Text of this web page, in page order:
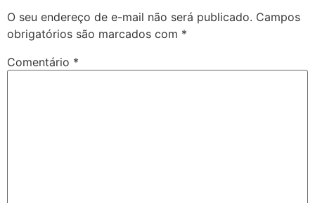
O seu endereço de e-mail não será publicado. Campos
obrigatórios são marcados com *
Comentário *